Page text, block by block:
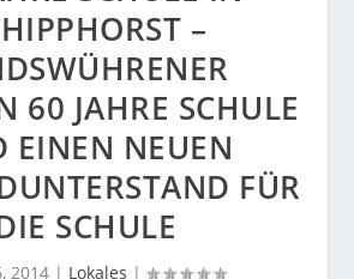
–
60 JAHRE SCHULE
EINEN NEUEN
FÜR
SCHULE
2014| Lokales |